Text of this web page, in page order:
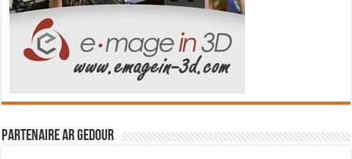
Partenaire Ar Gedour